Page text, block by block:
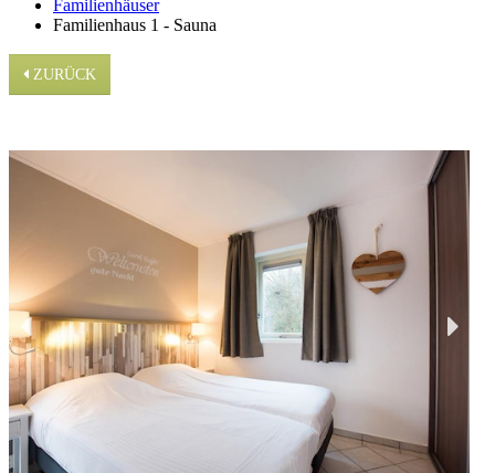
Familienhäuser
Familienhaus 1 - Sauna
ZURÜCK